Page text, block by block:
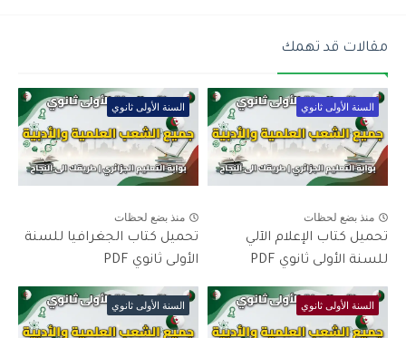
مقالات قد تهمك
السنة الأولى ثانوي
منذ بضع لحظات
تحميل كتاب الإعلام الآلي
للسنة الأولى ثانوي PDF
السنة الأولى ثانوي
منذ بضع لحظات
تحميل كتاب الجغرافيا للسنة
الأولى ثانوي PDF
السنة الأولى ثانوي السنة الأولى ثانوي